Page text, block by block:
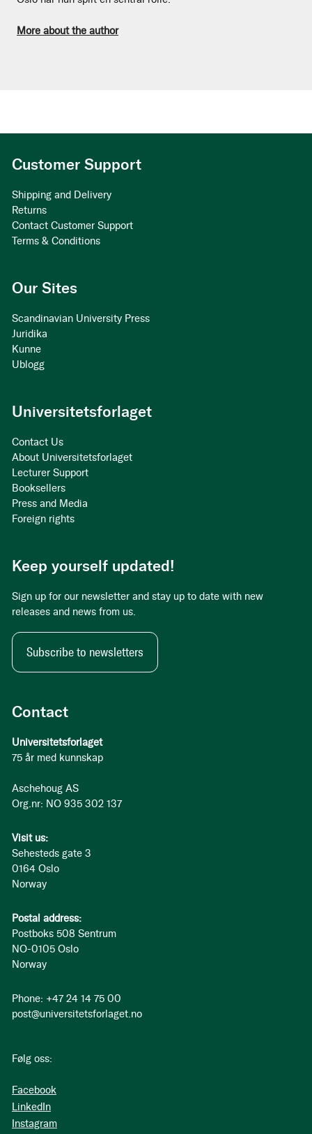
More about the author
Contact
Universitetsforlaget
75 år med kunnskap
Aschehoug AS
Org.nr: NO 935 302 137
Visit us:
Sehesteds gate 3
0164 Oslo
Norway
Postal address:
Postboks 508 Sentrum
NO-0105 Oslo
Norway
Phone: +47 24 14 75 00
post@universitetsforlaget.no
Følg oss:
Facebook
LinkedIn
Instagram
Customer Support
Shipping and Delivery
Returns
Contact Customer Support
Terms & Conditions
Our Sites
Scandinavian University Press
Juridika
Kunne
Ublogg
Universitetsforlaget
Contact Us
About Universitetsforlaget
Lecturer Support
Booksellers
Press and Media
Foreign rights
Keep yourself updated!
Sign up for our newsletter and stay up to date with new
releases and news from us.
Subscribe to newsletters